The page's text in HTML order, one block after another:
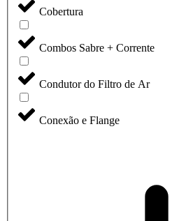
Cobertura
Combos Sabre + Corrente
Condutor do Filtro de Ar
Conexão e Flange